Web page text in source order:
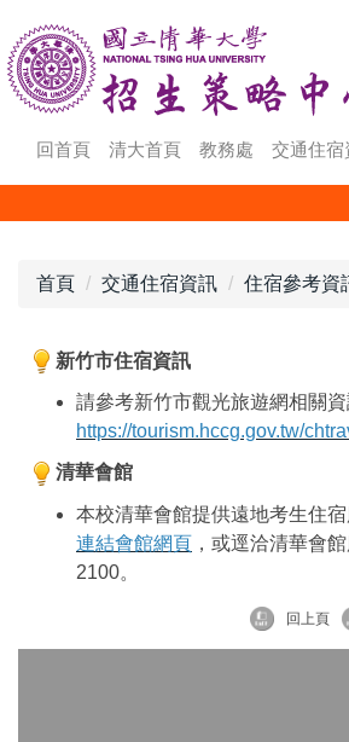
到
主
要
回首頁 清大首頁 教務處 交通住宿
首頁 交通住宿資訊 住宿參考資
新竹市住宿資訊
請參考新竹市觀光旅遊網相關資
https://tourism.hccg.gov.tw/
清華會館
本校清華會館提供遠地考生住
連結會館網頁 ，或逕洽清華會
2100。
回上頁